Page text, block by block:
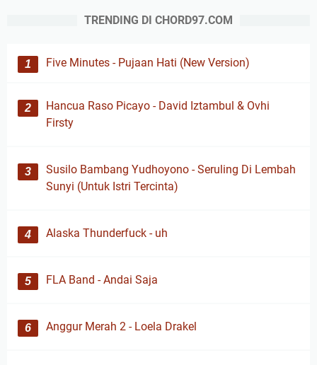
TRENDING DI CHORD97.COM
Five Minutes - Pujaan Hati (New Version)
Hancua Raso Picayo - David Iztambul & Ovhi
Firsty
Susilo Bambang Yudhoyono - Seruling Di Lembah
Sunyi (Untuk Istri Tercinta)
Alaska Thunderfuck - uh
FLA Band - Andai Saja
Anggur Merah 2 - Loela Drakel